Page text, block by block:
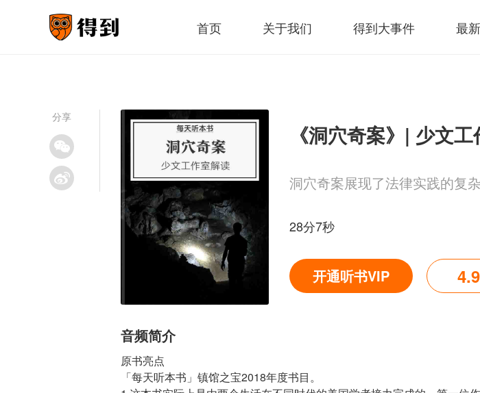
首页 关于我们 得到大事件 最
分享
《洞穴奇案》| 少文
洞穴奇案展现了法律实践的复杂
28分7秒
开通听书VIP
音频简介
原书亮点
「每天听本书」镇馆之宝2018年度书目。